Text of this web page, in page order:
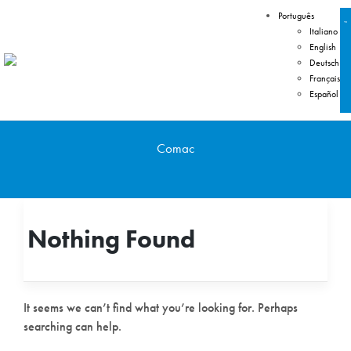
Português
Italiano
English
Deutsch
Français
Español
Comac
Nothing Found
It seems we can’t find what you’re looking for. Perhaps
searching can help.